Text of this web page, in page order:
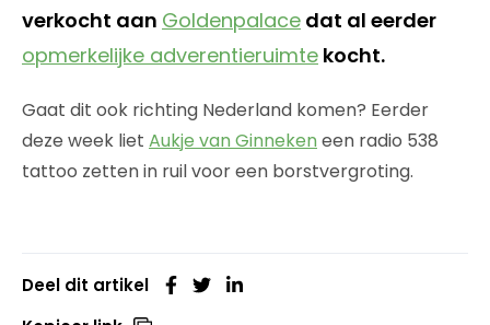
verkocht aan Goldenpalace dat al eerder
opmerkelijke adverentieruimte kocht.
Gaat dit ook richting Nederland komen? Eerder
deze week liet Aukje van Ginneken een radio 538
tattoo zetten in ruil voor een borstvergroting.
Deel dit artikel